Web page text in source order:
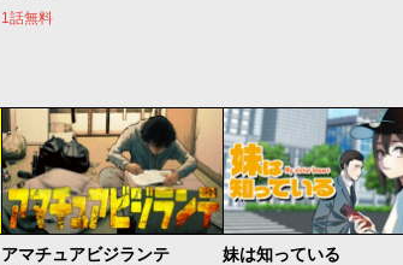
1話無料
アマチュアビジランテ 妹は知っている